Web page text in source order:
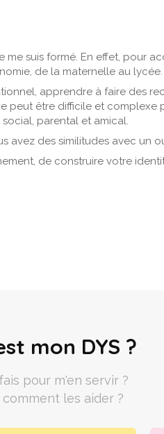
suis formé. En effet, pour
de la maternelle au lycée.
apprendre à faire des
être difficile et complexe
parental et amical.
avez des similitudes avec un
de construire votre
mon DYS ?
pour m'en servir ?
les aider ?